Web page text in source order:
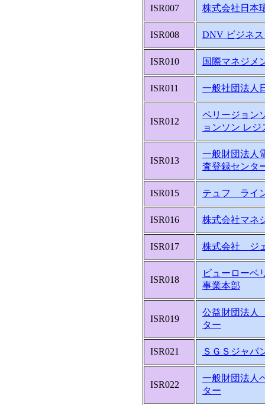
ISR007 株式会社日本
ISR008 DNV ビジネ
ISR010 国際マネジメ
ISR011 一般社団法人
ISR012
ペリージョン
ョンソン レジ
ISR013
一般財団法人
査登録センタ
ISR015 テュフ ライ
ISR016 株式会社マネ
ISR017 株式会社 ジ
ISR018
ビューロー
事業本部
ISR019
公益財団法
ター
ISR021 ＳＧＳジャパ
ISR022
一般財団法人
ター